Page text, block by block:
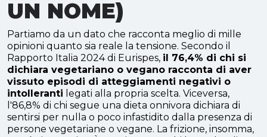
UN NOME)
Partiamo da un dato che racconta meglio di mille
opinioni quanto sia reale la tensione. Secondo il
Rapporto Italia 2024 di Eurispes, il 76,4% di chi si
dichiara vegetariano o vegano racconta di aver
vissuto episodi di atteggiamenti negativi o
intolleranti legati alla propria scelta. Viceversa,
l'86,8% di chi segue una dieta onnivora dichiara di
sentirsi per nulla o poco infastidito dalla presenza di
persone vegetariane o vegane. La frizione, insomma,